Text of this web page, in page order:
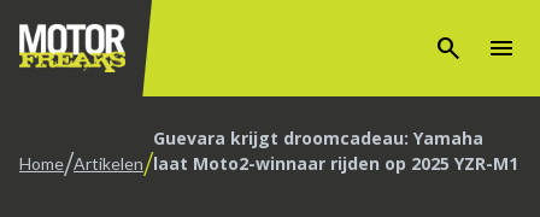
search menu
Home/Artikelen/Guevara krijgt droomcadeau: Yamaha
laat Moto2-winnaar rijden op 2025 YZR-M1